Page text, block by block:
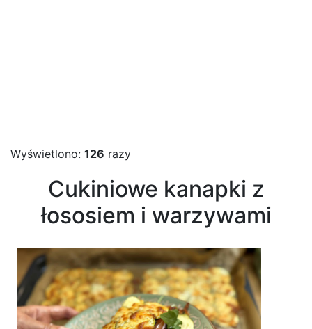
Wyświetlono: 126 razy
Cukiniowe kanapki z
łososiem i warzywami